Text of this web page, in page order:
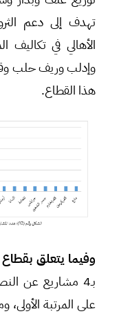
تهدف إلى دعم
الأهالي في
وإدلب وريف حلب
هذا القطاع.
وفيما يتعلق
بـ4 مشاريع عن
على المرتبة